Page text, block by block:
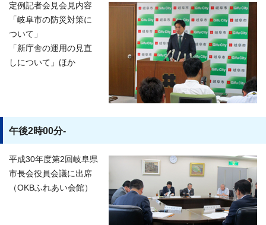
定例記者会見会見内容
「岐阜市の防災対策に
ついて」
「新庁舎の運用の見直
しについて」ほか
午後2時00分-
平成30年度第2回岐阜県
市長会役員会議に出席
（OKBふれあい会館）